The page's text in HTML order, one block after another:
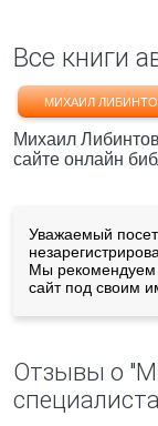
Все книги
МИХАИЛ
Михаил
сайте онлайн
Уважаемый
Мы
сайт под своим
Отзывы о